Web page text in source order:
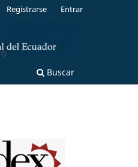
Buscar
Registrarse Entrar